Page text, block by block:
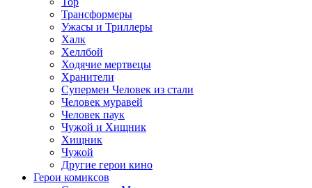
Трансформеры
Ужасы и Триллеры
Халк
Хеллбой
Ходячие мертвецы
Хранители
Супермен Человек из стали
Человек муравей
Человек паук
Чужой и Хищник
Хищник
Чужой
Другие герои кино
Герои комиксов